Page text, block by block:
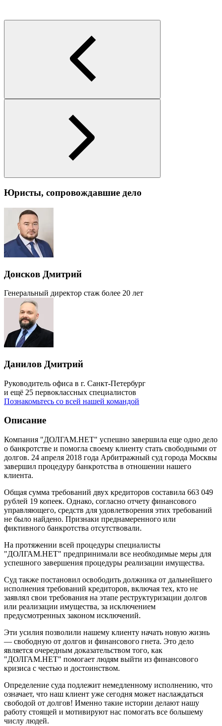
Юристы, сопровождавшие дело
Донсков Дмитрий
Генеральный директор стаж более 20 лет
Данилов Дмитрий
Руководитель офиса в г. Санкт-Петербург
и ещё 25 первоклассных специалистов
Познакомьтесь со всей нашей командой
Описание
Компания "ДОЛГАМ.НЕТ" успешно завершила еще одно дело
о банкротстве и помогла своему клиенту стать свободными от
долгов. 24 апреля 2018 года Арбитражный суд города Москвы
завершил процедуру банкротства в отношении нашего
клиента.
Общая сумма требований двух кредиторов составила 663 049
рублей 19 копеек. Однако, согласно отчету финансового
управляющего, средств для удовлетворения этих требований
не было найдено. Признаки преднамеренного или
фиктивного банкротства отсутствовали.
На протяжении всей процедуры специалисты
"ДОЛГАМ.НЕТ" предпринимали все необходимые меры для
успешного завершения процедуры реализации имущества.
Суд также постановил освободить должника от дальнейшего
исполнения требований кредиторов, включая тех, кто не
заявлял свои требования на этапе реструктуризации долгов
или реализации имущества, за исключением
предусмотренных законом исключений.
Эти усилия позволили нашему клиенту начать новую жизнь
— свободную от долгов и финансового гнета. Это дело
является очередным доказательством того, как
"ДОЛГАМ.НЕТ" помогает людям выйти из финансового
кризиса с честью и достоинством.
Определение суда подлежит немедленному исполнению, что
означает, что наш клиент уже сегодня может наслаждаться
свободой от долгов! Именно такие истории делают нашу
работу стоящей и мотивируют нас помогать все большему
числу людей.